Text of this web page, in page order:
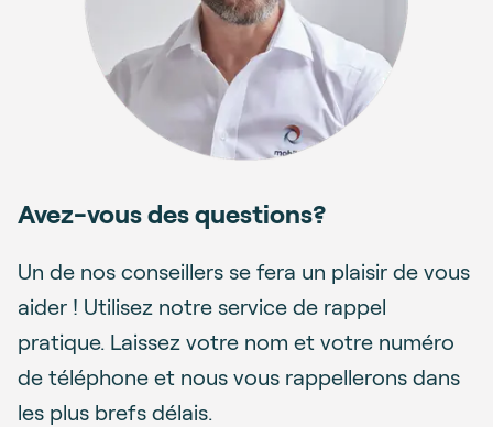
Avez-vous des questions?
Un de nos conseillers se fera un plaisir de vous
aider ! Utilisez notre service de rappel
pratique. Laissez votre nom et votre numéro
de téléphone et nous vous rappellerons dans
les plus brefs délais.